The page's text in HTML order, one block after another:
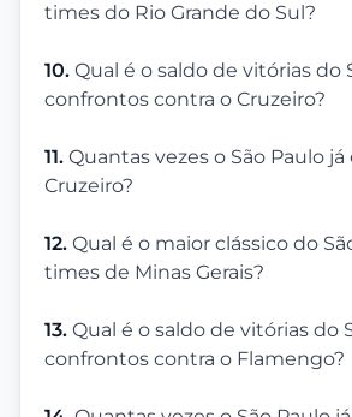
times do Rio Grande do Sul?
10. Qual é o saldo de vitórias do
confrontos contra o Cruzeiro?
11. Quantas vezes o São Paulo
Cruzeiro?
12. Qual é o maior clássico do
times de Minas Gerais?
13. Qual é o saldo de vitórias do
confrontos contra o Flamengo?